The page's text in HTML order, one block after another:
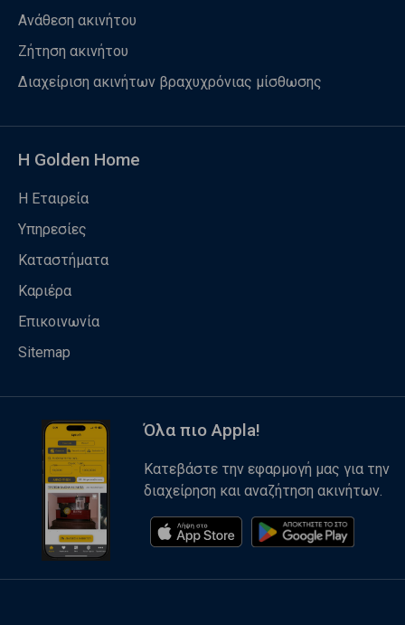
Ανάθεση ακινήτου
Ζήτηση ακινήτου
Διαχείριση ακινήτων βραχυχρόνιας μίσθωσης
Η Golden Home
Η Εταιρεία
Υπηρεσίες
Καταστήματα
Καριέρα
Επικοινωνία
Sitemap
Όλα πιο Appla!
Κατεβάστε την εφαρμογή μας για την
διαχείρηση και αναζήτηση ακινήτων.